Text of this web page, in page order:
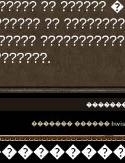
?? ??????
??
������� ������